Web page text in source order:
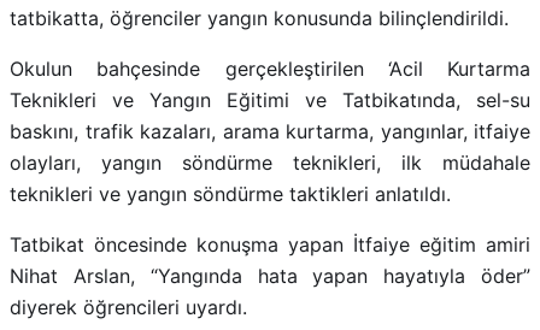
tatbikatta, öğrenciler yangın konusunda bilinçlendirildi.
Okulun bahçesinde gerçekleştirilen ‘Acil Kurtarma
Teknikleri ve Yangın Eğitimi ve Tatbikatında, sel-su
baskını, trafik kazaları, arama kurtarma, yangınlar, itfaiye
olayları, yangın söndürme teknikleri, ilk müdahale
teknikleri ve yangın söndürme taktikleri anlatıldı.
Tatbikat öncesinde konuşma yapan İtfaiye eğitim amiri
Nihat Arslan, “Yangında hata yapan hayatıyla öder”
diyerek öğrencileri uyardı.